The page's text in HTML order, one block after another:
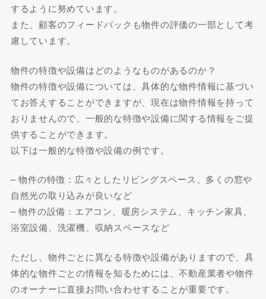
するように努めています。
また、顧客のフィードバックも物件の評価の一部として考
慮しています。
物件の特徴や設備はどのようなものがあるのか？
物件の特徴や設備については、具体的な物件情報に基づい
てお答えすることができますが、現在は物件情報を持って
おりませんので、一般的な特徴や設備に関する情報をご提
供することができます。
以下は一般的な特徴や設備の例です。
– 物件の特徴：広々としたリビングスペース、多くの窓や
自然光の取り込みが良いなど
– 物件の設備：エアコン、暖房システム、キッチン家具、
浴室設備、洗濯機、収納スペースなど
ただし、物件ごとに異なる特徴や設備がありますので、具
体的な物件ごとの情報を知るためには、不動産業者や物件
のオーナーに直接お問い合わせすることが重要です。